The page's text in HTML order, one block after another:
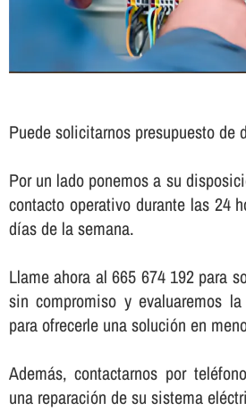
Puede solicitarnos presupuesto de
Por un lado ponemos a su
contacto operativo durante las 24
dí­as de la semana.
Llame ahora al 665 674 192 para
sin compromiso y evaluaremos
para ofrecerle una solución en
Además, contactarnos por
una reparación de su sistema